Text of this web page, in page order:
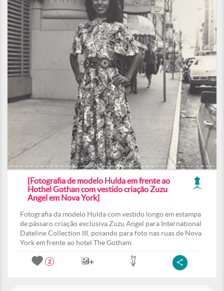
[Fotografia de modelo Hulda em frente ao
Hothel Gothan com vestido criação Zuzu
Angel em Nova York]
Fotografia da modelo Hulda com vestido longo em estampa
de pássaro criação exclusiva Zuzu Angel para International
Dateline Collection III, posando para foto nas ruas de Nova
York em frente ao hotel The Gotham.
2